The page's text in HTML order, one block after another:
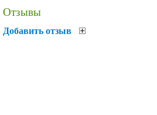
Отзывы
Добавить отзыв